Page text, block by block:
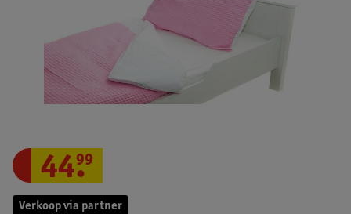
Verkoop via partner
44.
99